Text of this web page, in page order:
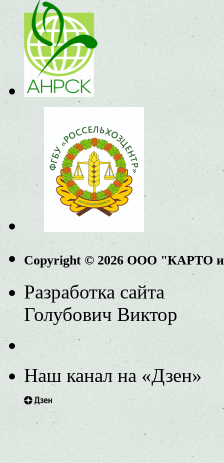
Copyright © 2026 ООО "КАРТО
Разработка сайта
Голубович Виктор
Наш канал на «Дзен»